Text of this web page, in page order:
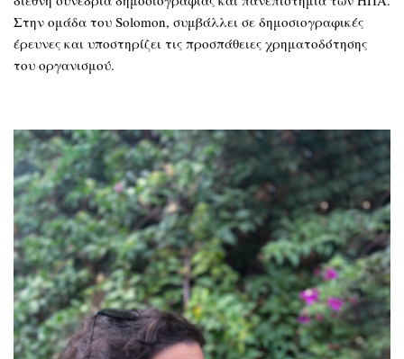
Στην ομάδα του Solomon, συμβάλλει σε δημοσιογραφικές
έρευνες και υποστηρίζει τις προσπάθειες χρηματοδότησης
του οργανισμού.